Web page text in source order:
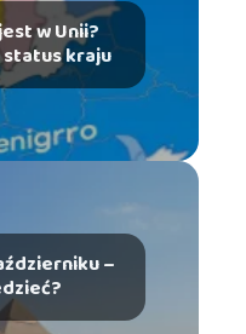
w Unii?
kraju
–